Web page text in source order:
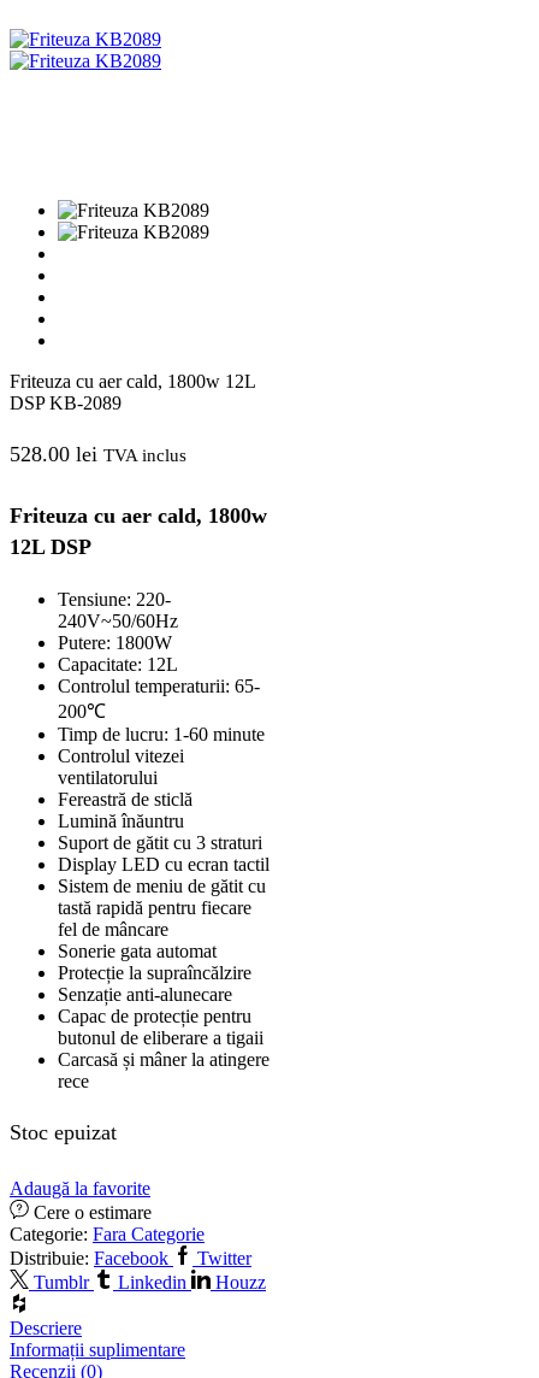
Friteuza cu aer cald, 1800w 12L
DSP KB-2089
528.00 lei TVA inclus
Friteuza cu aer cald, 1800w
12L DSP
Tensiune: 220-
240V~50/60Hz
Putere: 1800W
Capacitate: 12L
Controlul temperaturii: 65-
200℃
Timp de lucru: 1-60 minute
Controlul vitezei
ventilatorului
Fereastră de sticlă
Lumină înăuntru
Suport de gătit cu 3 straturi
Display LED cu ecran tactil
Sistem de meniu de gătit cu
tastă rapidă pentru fiecare
fel de mâncare
Sonerie gata automat
Protecție la supraîncălzire
Senzație anti-alunecare
Capac de protecție pentru
butonul de eliberare a tigaii
Carcasă și mâner la atingere
rece
Stoc epuizat
Adaugă la favorite
Cere o estimare
Categorie: Fara Categorie
Distribuie: Facebook
Twitter
Tumblr
Linkedin Houzz
Descriere
Informații suplimentare
Recenzii (0)